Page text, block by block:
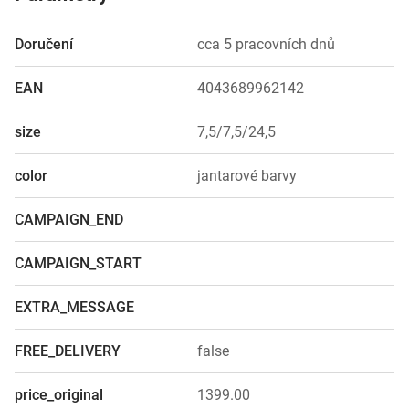
Doručení cca 5 pracovních dnů
EAN 4043689962142
size 7,5/7,5/24,5
color jantarové barvy
CAMPAIGN_END
CAMPAIGN_START
EXTRA_MESSAGE
FREE_DELIVERY false
price_original 1399.00